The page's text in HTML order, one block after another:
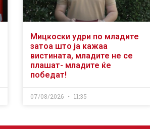
Мицкоски удри по младите
затоа што ја кажаа
вистината, младите не се
плашат- младите ќе
победат!
07/08/2026 11:35